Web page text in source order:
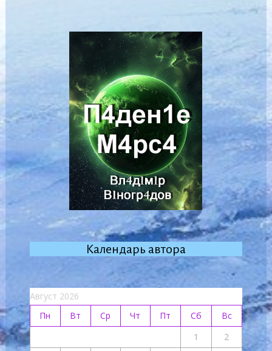
Календарь автора
Август 2026
Пн
Вт Ср Чт Пт Сб
Вс
1
2